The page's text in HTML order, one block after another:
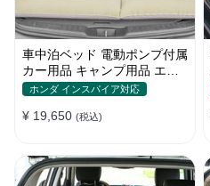
車中泊ベッド 電動ポンプ付属
カー用品 キャンプ用品 エア
ーベッド SUV車 普通車適用
ホンダ インスパイア対応
¥ 19,650 (税込)